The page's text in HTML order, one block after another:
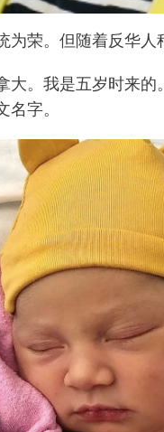
荣。但随着反华人
大。我是五岁时来
字。